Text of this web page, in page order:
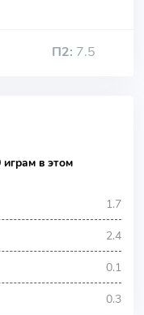
П2: 7.5
в этом
1.7
2.4
0.1
0.3